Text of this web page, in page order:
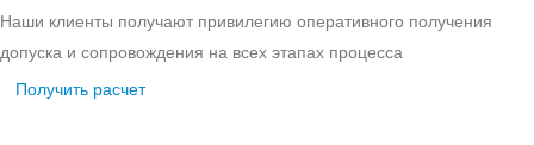
Наши клиенты получают привилегию оперативного получения
допуска и сопровождения на всех этапах процесса
Получить расчет